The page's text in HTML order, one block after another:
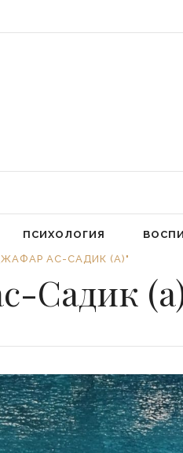
ПСИХОЛОГИЯ
АС-САДИК (А)"
Садик